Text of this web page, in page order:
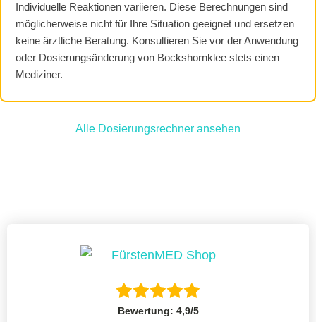
Individuelle Reaktionen variieren. Diese Berechnungen sind
möglicherweise nicht für Ihre Situation geeignet und ersetzen
keine ärztliche Beratung. Konsultieren Sie vor der Anwendung
oder Dosierungsänderung von Bockshornklee stets einen
Mediziner.
Alle Dosierungsrechner ansehen
Bewertung: 4,9/5